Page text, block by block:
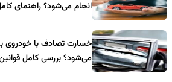
انجام می‌شود؟ راهنمای
خسارت تصادف با خودروی
می‌شود؟ بررسی کامل